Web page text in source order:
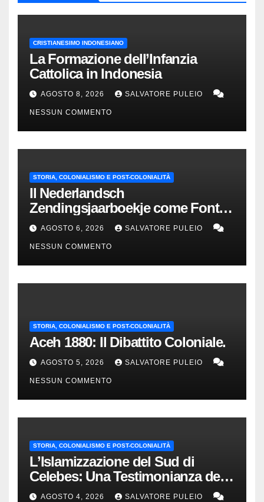
CRISTIANESIMO INDONESIANO
La Formazione dell’Infanzia
Cattolica in Indonesia
AGOSTO 8, 2026 SALVATORE PULEIO
NESSUN COMMENTO
STORIA, COLONIALISMO E POST-COLONIALITÀ
Il Nederlandsch
Zendingsjaarboekje come Fonte
Storica delle Indie Orientali
Olandesi
AGOSTO 6, 2026 SALVATORE PULEIO
NESSUN COMMENTO
STORIA, COLONIALISMO E POST-COLONIALITÀ
Aceh 1880: Il Dibattito Coloniale.
AGOSTO 5, 2026 SALVATORE PULEIO
NESSUN COMMENTO
STORIA, COLONIALISMO E POST-COLONIALITÀ
L’Islamizzazione del Sud di
Celebes: Una Testimonianza del
1840.
AGOSTO 4, 2026 SALVATORE PULEIO